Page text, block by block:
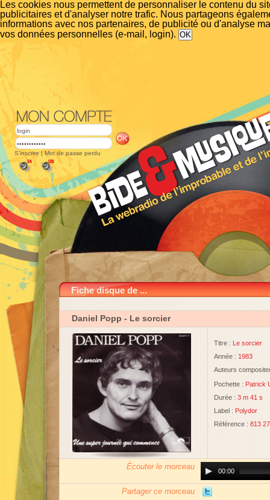
Les cookies nous permettent de personnaliser le contenu du
publicitaires et d'analyser notre trafic. Nous partageons
informations avec nos partenaires, de publicité ou d'analyse
vos données personnelles (e-mail, login).
S'inscrire | Mot de passe perdu
Fiche disque de ...
Daniel Popp - Le sorcier
Titre : Le sorcier
Année : 1983
Auteurs
Pochette : Patrick
Durée : 3 m 41 s
Label : Polydor
Référence : 813
Écouter le morceau
Player00:00
Partager ce morceau